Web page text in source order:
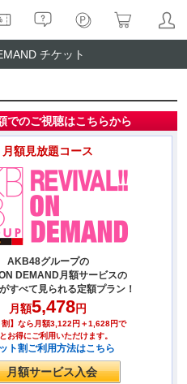
チケット
でのご視聴はこちらから
月額見放題コース
AKB48グループの
DEMAND月額サービスの
すべて見られる定額プラン！
月額5,478円
割】なら月額3,122円＋1,628円で
お得にご利用いただけます。
ト割ご利用方法はこちら